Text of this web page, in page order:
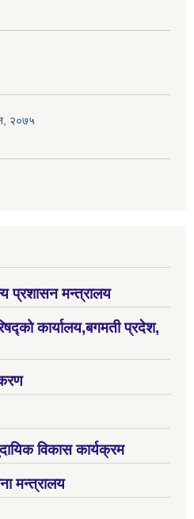
२०७५
प्रशासन मन्त्रालय
कार्यालय,बगमती प्रदेश,
विकास कार्यक्रम
मन्त्रालय